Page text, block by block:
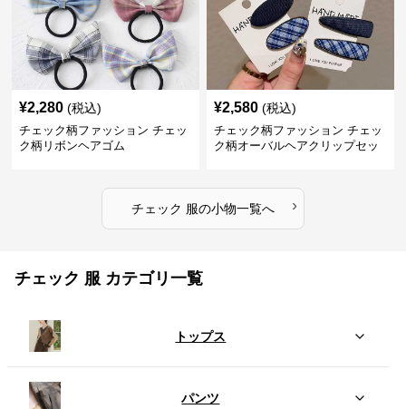
¥2,280 (税込)
チェック柄ファッション チェッ
ク柄リボンヘアゴム
¥2,580 (税込)
チェック柄ファッション チェッ
ク柄オーバルヘアクリップセッ
チェック 服の小物一覧へ ›
チェック 服 カテゴリ一覧
トップス
パンツ